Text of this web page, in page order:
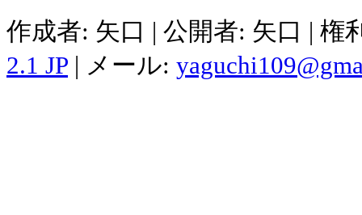
作成者: 矢口 | 公開者: 矢口 |
2.1 JP | メール: